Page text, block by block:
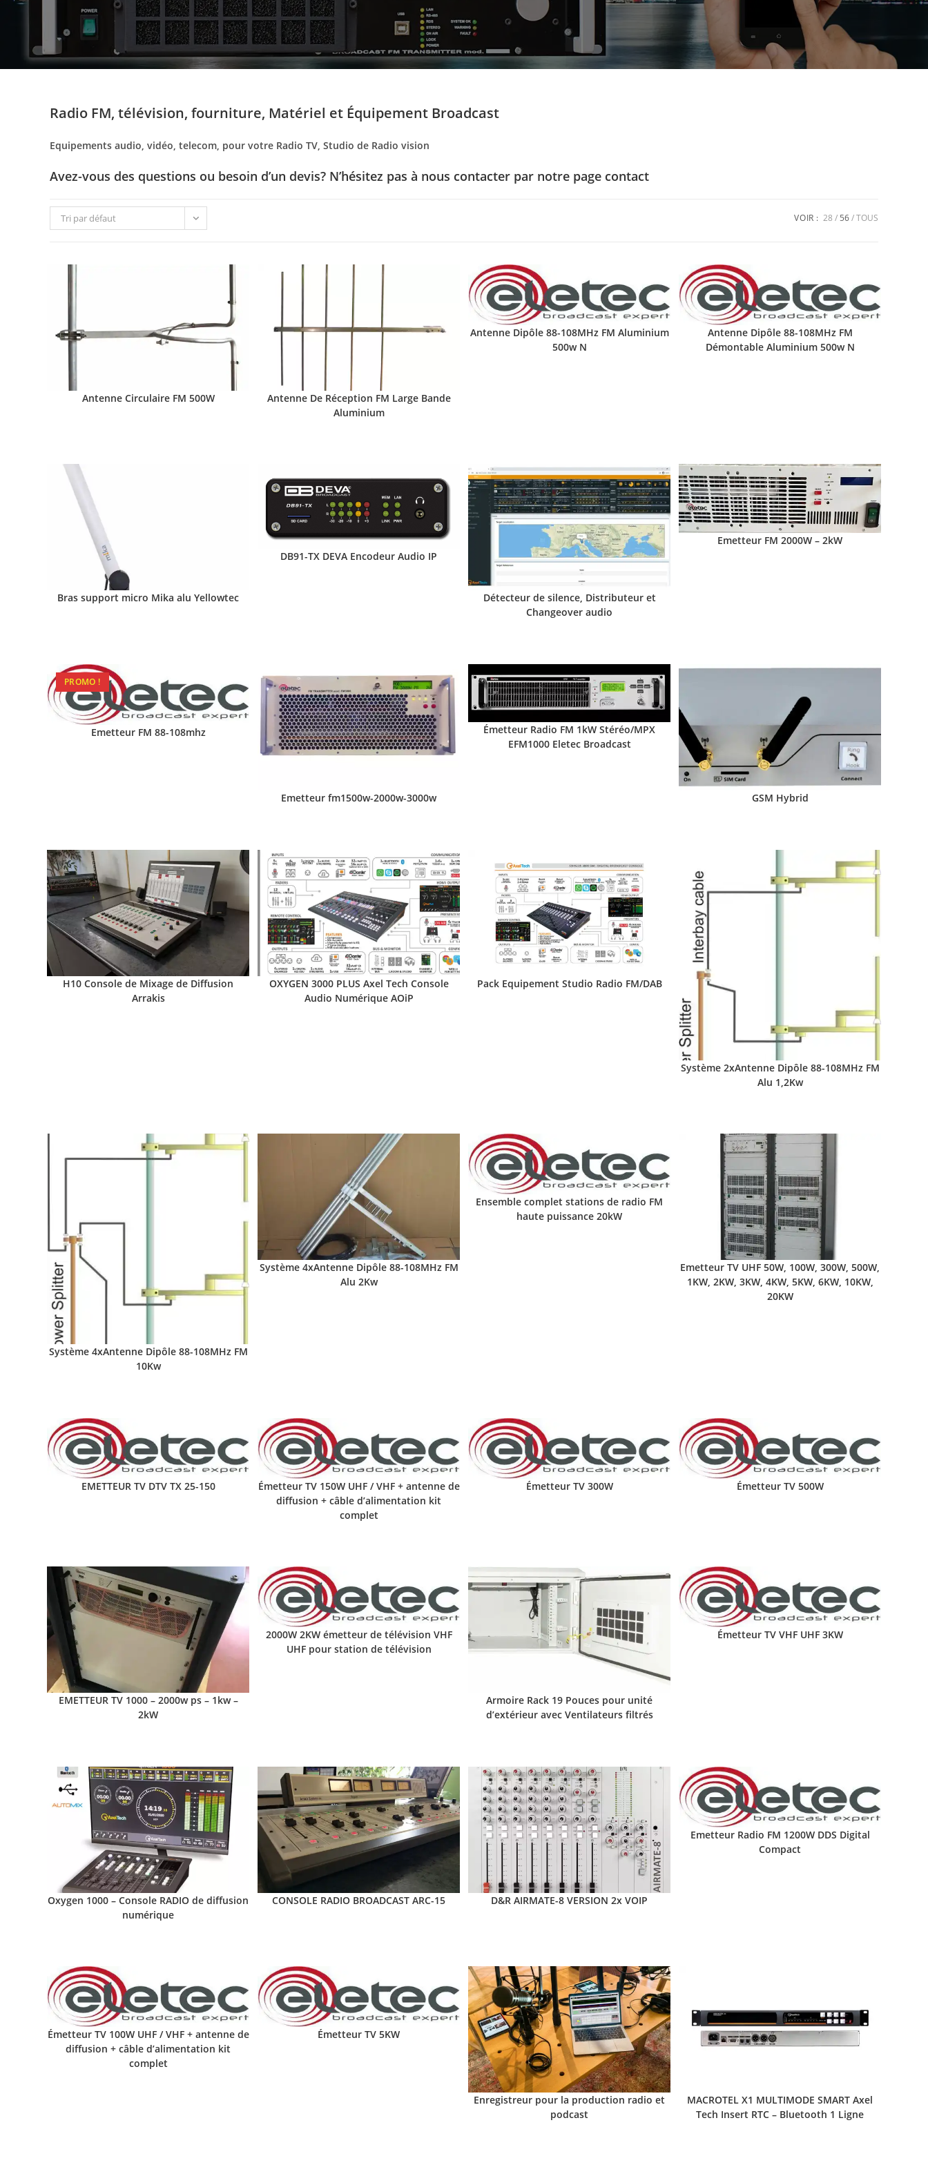
Radio FM, télévision, fourniture, Matériel et Équipement Broadcast
Equipements audio, vidéo, telecom, pour votre Radio TV, Studio de Radio vision
Avez-vous des questions ou besoin d’un devis? N’hésitez pas à nous contacter par notre page contact
Tri par défaut VOIR : 28 56 TOUS
Antenne Circulaire FM 500W
Antenne De Réception FM Large Bande
Aluminium
Antenne Dipôle 88-108MHz FM Aluminium
500w N
Antenne Dipôle 88-108MHz FM
Démontable Aluminium 500w N
Bras support micro Mika alu Yellowtec
DB91-TX DEVA Encodeur Audio IP
Détecteur de silence, Distributeur et
Changeover audio
Emetteur FM 2000W – 2kW
PROMO !
Emetteur FM 88-108mhz
Emetteur fm1500w-2000w-3000w
Émetteur Radio FM 1kW Stéréo/MPX
EFM1000 Eletec Broadcast
GSM Hybrid
H10 Console de Mixage de Diffusion
Arrakis
OXYGEN 3000 PLUS Axel Tech Console
Audio Numérique AOiP
Pack Equipement Studio Radio FM/DAB
Système 2xAntenne Dipôle 88-108MHz FM
Alu 1,2Kw
Système 4xAntenne Dipôle 88-108MHz FM
10Kw
Système 4xAntenne Dipôle 88-108MHz FM
Alu 2Kw
Ensemble complet stations de radio FM
haute puissance 20kW
Emetteur TV UHF 50W, 100W, 300W, 500W,
1KW, 2KW, 3KW, 4KW, 5KW, 6KW, 10KW,
20KW
EMETTEUR TV DTV TX 25-150
Émetteur TV 150W UHF / VHF + antenne de
diffusion + câble d’alimentation kit
complet
Émetteur TV 300W Émetteur TV 500W
EMETTEUR TV 1000 – 2000w ps – 1kw –
2kW
2000W 2KW émetteur de télévision VHF
UHF pour station de télévision
Armoire Rack 19 Pouces pour unité
d’extérieur avec Ventilateurs filtrés
Émetteur TV VHF UHF 3KW
Oxygen 1000 – Console RADIO de diffusion
numérique
CONSOLE RADIO BROADCAST ARC-15 D&R AIRMATE-8 VERSION 2x VOIP
Emetteur Radio FM 1200W DDS Digital
Compact
Émetteur TV 100W UHF / VHF + antenne de
diffusion + câble d’alimentation kit
complet
Émetteur TV 5KW
Enregistreur pour la production radio et
podcast
MACROTEL X1 MULTIMODE SMART Axel
Tech Insert RTC – Bluetooth 1 Ligne